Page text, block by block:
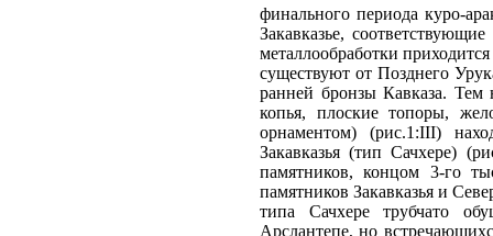
финального периода куро-
Закавказье,
металлообработки
существуют от Позднего
ранней бронзы Кавказа. Тем
копья, плоские топоры,
орнаментом) (рис.1:III)
Закавказья (тип Сачхере)
памятников, концом 3-го
памятников Закавказья и
типа Сачхере трубчато
Арслантепе, но